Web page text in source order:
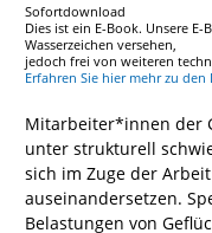
Sofortdownload
Dies ist ein E-Book. Unsere
Wasserzeichen versehen,
jedoch frei von weiteren
Erfahren Sie hier mehr zu den
Mitarbeiter*innen der
unter strukturell
sich im Zuge der
auseinandersetzen.
Belastungen von